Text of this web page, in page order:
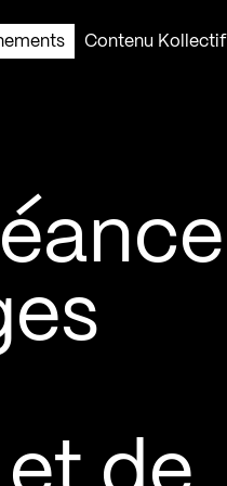
Contenu Kollectif